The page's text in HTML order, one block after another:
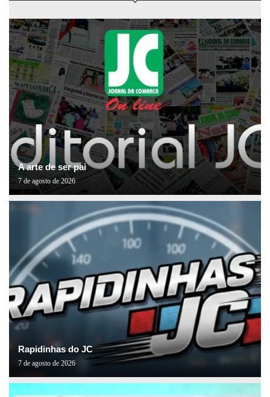
A arte de ser pai
7 de agosto de 2026
Rapidinhas do JC
7 de agosto de 2026